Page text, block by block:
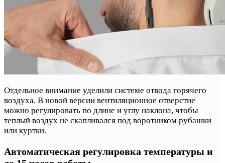
Отдельное внимание уделили системе отвода горячего
воздуха. В новой версии вентиляционное отверстие
можно регулировать по длине и углу наклона, чтобы
теплый воздух не скапливался под воротником рубашки
или куртки.
Автоматическая регулировка температуры и